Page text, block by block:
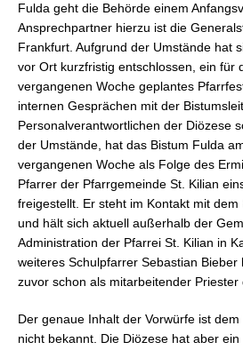
Fulda geht die Behörde einem
Ansprechpartner hierzu ist die
Frankfurt. Aufgrund der Umstände hat
vor Ort kurzfristig entschlossen, ein für
vergangenen Woche geplantes
internen Gesprächen mit der
Personalverantwortlichen der Diözese
der Umstände, hat das Bistum Fulda
vergangenen Woche als Folge des
Pfarrer der Pfarrgemeinde St. Kilian
freigestellt. Er steht im Kontakt mit
und hält sich aktuell außerhalb der
Administration der Pfarrei St. Kilian in
weiteres Schulpfarrer Sebastian
zuvor schon als mitarbeitender Priester
Der genaue Inhalt der Vorwürfe ist
nicht bekannt. Die Diözese hat aber